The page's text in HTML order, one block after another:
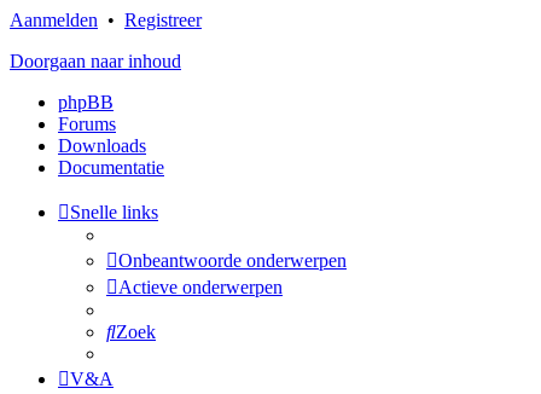
Aanmelden • Registreer
Doorgaan naar inhoud
phpBB
Forums
Downloads
Documentatie
Snelle links
Onbeantwoorde onderwerpen
Actieve onderwerpen
Zoek
V&A